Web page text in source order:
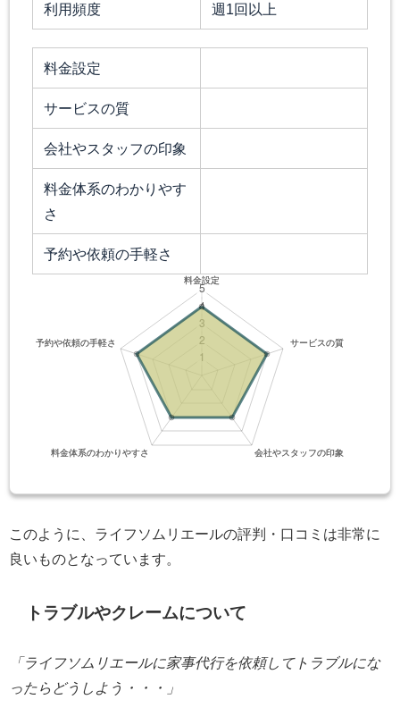
利用頻度 週1回以上
料金設定
サービスの質
会社やスタッフの印象
料金体系のわかりやす
さ
予約や依頼の手軽さ
このように、ライフソムリエールの評判・口コミは非常に
良いものとなっています。
トラブルやクレームについて
「ライフソムリエールに家事代行を依頼してトラブルにな
ったらどうしよう・・・」